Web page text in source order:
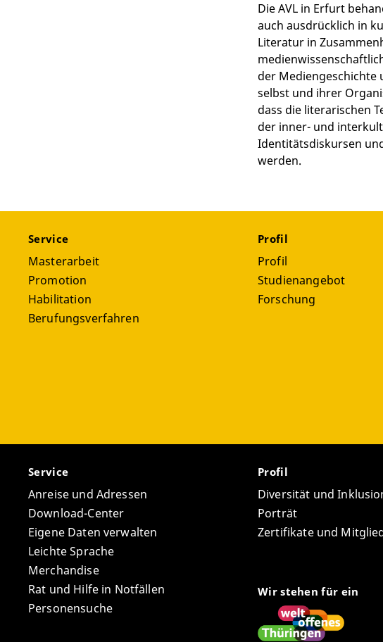
Die AVL in Erfurt
auch ausdrücklich in
Literatur in
der Mediengeschichte
selbst und ihrer
dass die literarischen
der inner- und
Identitätsdiskursen
werden.
Service
Masterarbeit
Promotion
Habilitation
Berufungsverfahren
Profil
Profil
Studienangebot
Forschung
Service
Anreise und Adressen
Download-Center
Eigene Daten verwalten
Leichte Sprache
Merchandise
Rat und Hilfe in Notfällen
Personensuche
Profil
Diversität und
Porträt
Zertifikate und
Wir stehen für ein